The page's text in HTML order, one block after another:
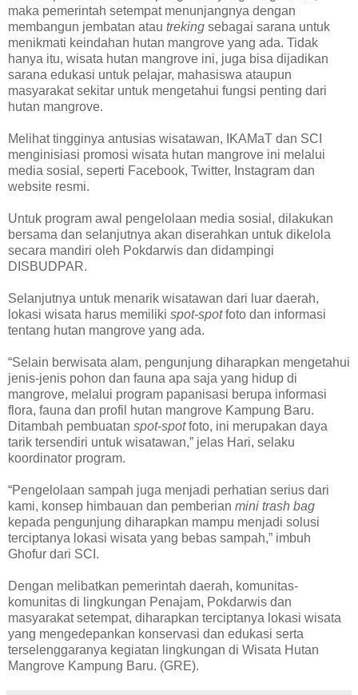
maka pemerintah setempat menunjangnya dengan
membangun jembatan atau treking sebagai sarana untuk
menikmati keindahan hutan mangrove yang ada. Tidak
hanya itu, wisata hutan mangrove ini, juga bisa dijadikan
sarana edukasi untuk pelajar, mahasiswa ataupun
masyarakat sekitar untuk mengetahui fungsi penting dari
hutan mangrove.
Melihat tingginya antusias wisatawan, IKAMaT dan SCI
menginisiasi promosi wisata hutan mangrove ini melalui
media sosial, seperti Facebook, Twitter, Instagram dan
website resmi.
Untuk program awal pengelolaan media sosial, dilakukan
bersama dan selanjutnya akan diserahkan untuk dikelola
secara mandiri oleh Pokdarwis dan didampingi
DISBUDPAR.
Selanjutnya untuk menarik wisatawan dari luar daerah,
lokasi wisata harus memiliki spot-spotfoto dan informasi
tentang hutan mangrove yang ada.
“Selain berwisata alam, pengunjung diharapkan mengetahui
jenis-jenis pohon dan fauna apa saja yang hidup di
mangrove, melalui program papanisasi berupa informasi
flora, fauna dan profil hutan mangrove Kampung Baru.
Ditambah pembuatan spot-spotfoto, ini merupakan daya
tarik tersendiri untuk wisatawan,” jelas Hari, selaku
koordinator program.
“Pengelolaan sampah juga menjadi perhatian serius dari
kami, konsep himbauan dan pemberian mini trash bag
kepada pengunjung diharapkan mampu menjadi solusi
terciptanya lokasi wisata yang bebas sampah,” imbuh
Ghofur dari SCI.
Dengan melibatkan pemerintah daerah, komunitas-
komunitas di lingkungan Penajam, Pokdarwis dan
masyarakat setempat, diharapkan terciptanya lokasi wisata
yang mengedepankan konservasi dan edukasi serta
terselenggaranya kegiatan lingkungan di Wisata Hutan
Mangrove Kampung Baru. (GRE).